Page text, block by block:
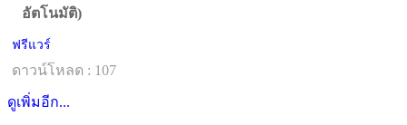
อัตโนมัติ)
ฟรีแวร์
ดาวน์โหลด : 107
ดูเพิ่มอีก...